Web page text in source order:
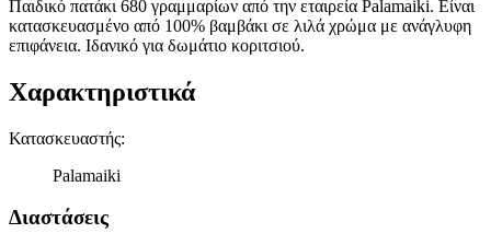
Παιδικό πατάκι 680 γραμμαρίων από την εταιρεία Palamaiki. Είναι
κατασκευασμένο από 100% βαμβάκι σε λιλά χρώμα με ανάγλυφη
επιφάνεια. Ιδανικό για δωμάτιο κοριτσιού.
Χαρακτηριστικά
Κατασκευαστής:
Palamaiki
Διαστάσεις